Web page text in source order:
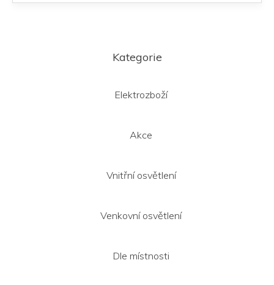
Kategorie
Elektrozboží
Akce
Vnitřní osvětlení
Venkovní osvětlení
Dle místnosti